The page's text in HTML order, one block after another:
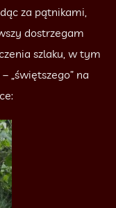
za pątnikami,
dostrzegam
szlaku, w tym
„świętszego” na